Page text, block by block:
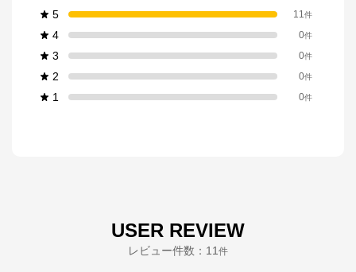
5
11件
4 0件
3 0件
2 0件
1 0件
USER REVIEW
レビュー件数： 11 件